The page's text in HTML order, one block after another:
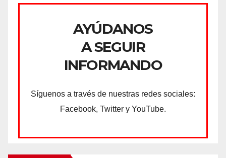
AYÚDANOS
A SEGUIR
INFORMANDO
Síguenos a través de nuestras redes sociales:
Facebook, Twitter y YouTube.